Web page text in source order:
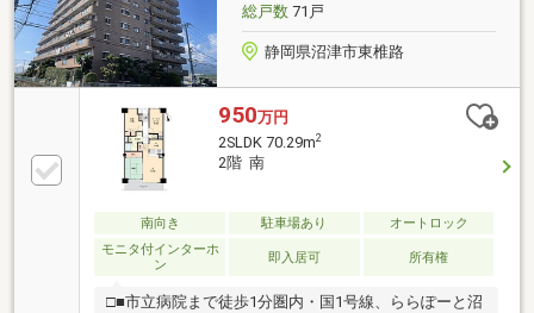
総戸数71戸
静岡県沼津市東椎路
950万円
2SLDK 70.29m2
2階 南
南向き 駐車場あり
オートロック
モニタ付インターホ
ン
即入居可 所有権
□■市立病院まで徒歩1分圏内・国1号線、ららぽーと沼